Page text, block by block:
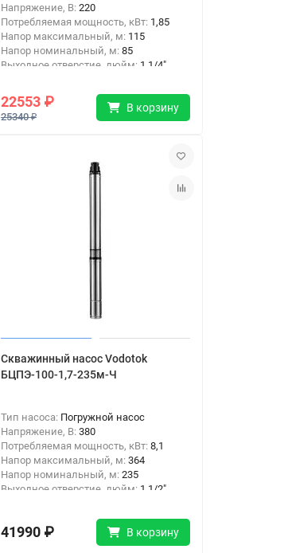
Напряжение, В: 220
Потребляемая мощность, кВт: 1,85
Напор максимальный, м: 115
Напор номинальный, м: 85
Выходное отверстие, дюйм: 1 1/4"
22553 ₽
25340 ₽
В корзину
Скважинный насос Vodotok
БЦПЭ-100-1,7-235м-Ч
Тип насоса: Погружной насос
Напряжение, В: 380
Потребляемая мощность, кВт: 8,1
Напор максимальный, м: 364
Напор номинальный, м: 235
Выходное отверстие, дюйм: 1 1/2"
41990 ₽ В корзину